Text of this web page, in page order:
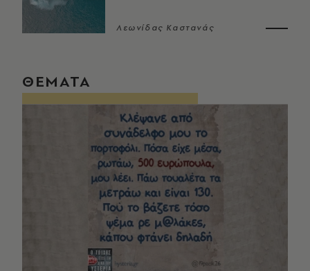
Λεωνίδας Καστανάς
ΘΕΜΑΤΑ